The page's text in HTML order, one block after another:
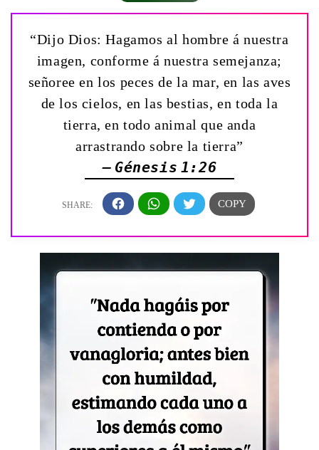
“Dijo Dios: Hagamos al hombre á nuestra
imagen, conforme á nuestra semejanza;
señoree en los peces de la mar, en las aves
de los cielos, en las bestias, en toda la
tierra, en todo animal que anda
arrastrando sobre la tierra”
— Génesis 1:26